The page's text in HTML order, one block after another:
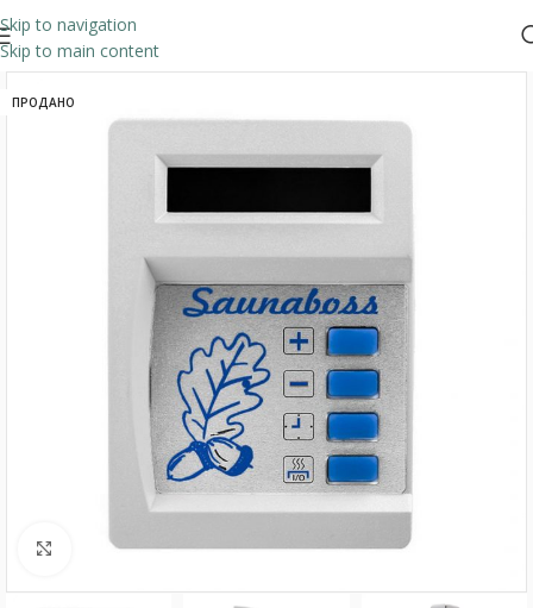
Skip to navigation
Skip to main content
ПРОДАНО
Нажмите, чтобы увеличить